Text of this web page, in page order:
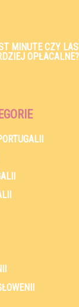
MINUTE CZY
OPŁACALNE?